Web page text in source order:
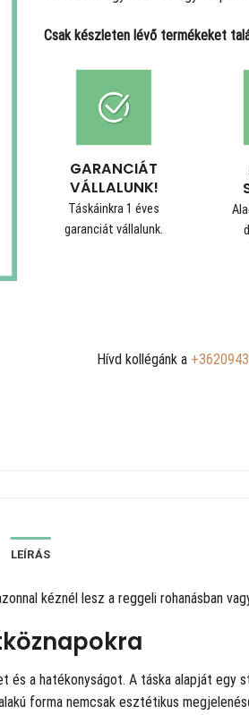
Csak készleten lévő termékeket
GARANCIÁT
VÁLLALUNK!
Táskáinkra 1 éves
garanciát vállalunk.
Hívd kollégánk a
LEÍRÁS
kéznél lesz a reggeli rohanásban
a hatékonyságot. A táska alapját egy
forma nemcsak esztétikus